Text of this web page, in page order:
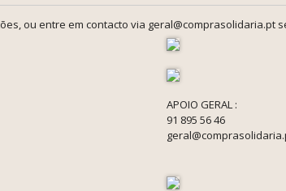
ou entre em contacto via geral@comprasolidaria.pt
APOIO GERAL :
91 895 56 46